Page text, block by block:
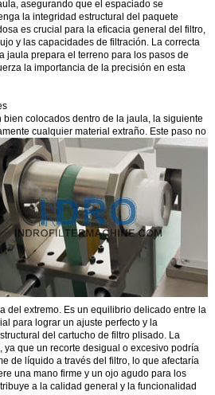
asegurando que el espaciado se
la integridad estructural del paquete
es crucial para la eficacia general del filtro,
y las capacidades de filtración. La correcta
jaula prepara el terreno para los pasos de
la importancia de la precisión en esta
colocados dentro de la jaula, la siguiente
cualquier material extraño. Este paso no
del extremo. Es un equilibrio delicado entre la
para lograr un ajuste perfecto y la
del cartucho de filtro plisado. La
ya que un recorte desigual o excesivo podría
de líquido a través del filtro, lo que afectaría
una mano firme y un ojo agudo para los
a la calidad general y la funcionalidad